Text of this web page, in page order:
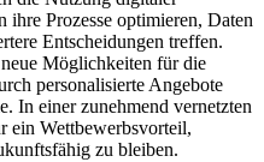
ihre Prozesse optimieren, Daten
Entscheidungen treffen.
Möglichkeiten für die
personalisierte Angebote
In einer zunehmend vernetzten
ein Wettbewerbsvorteil,
zu bleiben.